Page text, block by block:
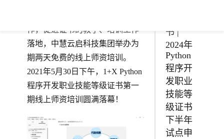
作，促进证书的教学、培训工作
落地，中慧云启科技集团举办为
期两天免费的线上师资培训。
2021年5月30日下午，1+X Python
程序开发职业技能等级证书第一
期线上师资培训圆满落幕！
书 |
2024年
Python
程序开
发职业
技能等
级证书
下半年
试点申